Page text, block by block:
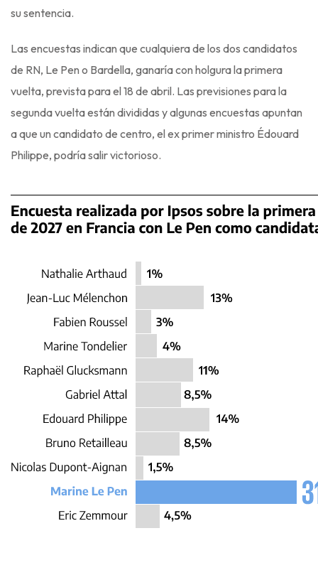
su sentencia.
Las encuestas indican que cualquiera de los dos candidatos
de RN, Le Pen o Bardella, ganaría con holgura la primera
vuelta, prevista para el 18 de abril. Las previsiones para la
segunda vuelta están divididas y algunas encuestas apuntan
a que un candidato de centro, el ex primer ministro Édouard
Philippe, podría salir victorioso.